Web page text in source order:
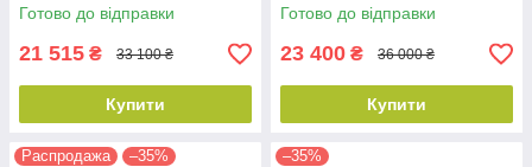
Готово до відправки
21 515 ₴ 33 100 ₴
Купити
Готово до відправки
23 400 ₴ 36 000 ₴
Купити
Распродажа –35% –35%